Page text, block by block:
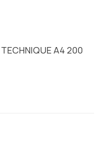
A4 200